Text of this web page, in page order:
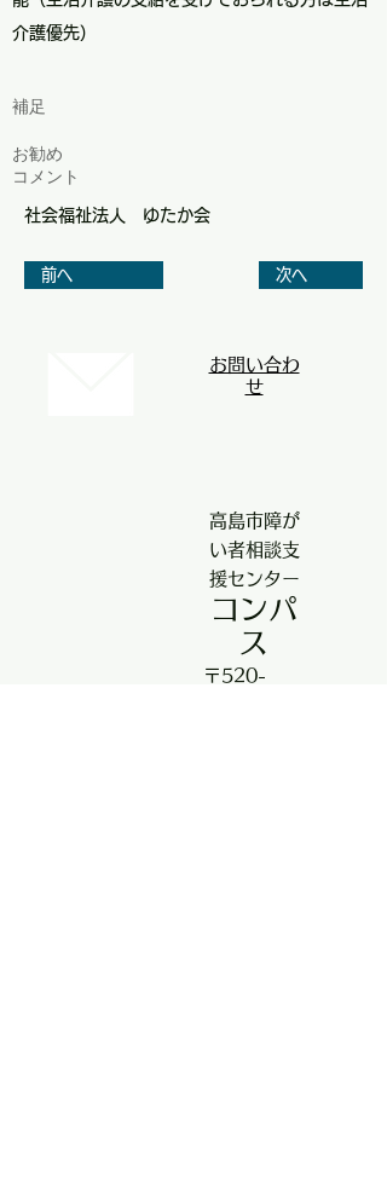
介護優先）
補足
お勧め
コメント
社会福祉法人 ゆたか会
前へ 次へ
お問い合わ
せ
高島市障が
い者相談支
援センター
コンパ
ス
〒520-